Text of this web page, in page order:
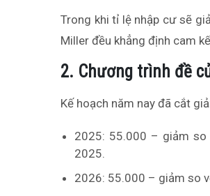
Trong khi tỉ lệ nhập cư sẽ
Miller đều khẳng định cam
2. Chương trình đề
Kế hoạch năm nay đã cắt
2025: 55.000 – giảm
2025.
2026: 55.000 – giảm so